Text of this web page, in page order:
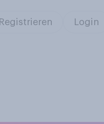
Registrieren Login